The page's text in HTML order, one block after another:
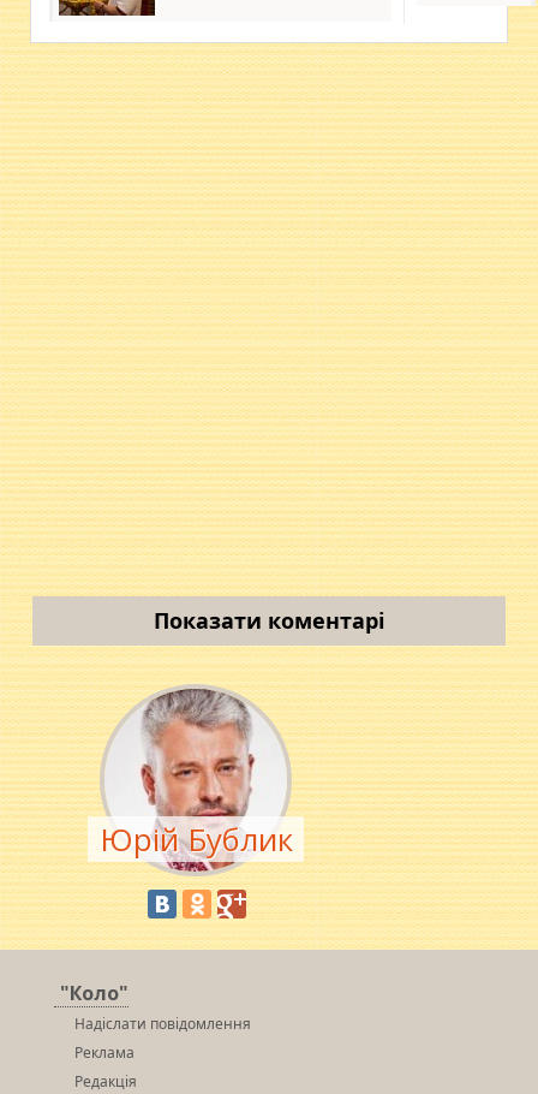
Показати коментарі
Юрій Бублик
"Коло"
Надіслати повідомлення
Реклама
Редакція